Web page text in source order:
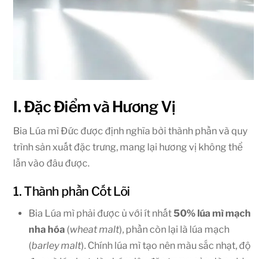
I. Đặc Điểm và Hương Vị
Bia Lúa mì Đức được định nghĩa bởi thành phần và quy
trình sản xuất đặc trưng, mang lại hương vị không thể
lẫn vào đâu được.
1. Thành phần Cốt Lõi
Bia Lúa mì phải được ủ với ít nhất 50% lúa mì mạch
nha hóa (wheat malt), phần còn lại là lúa mạch
(barley malt). Chính lúa mì tạo nên màu sắc nhạt, độ